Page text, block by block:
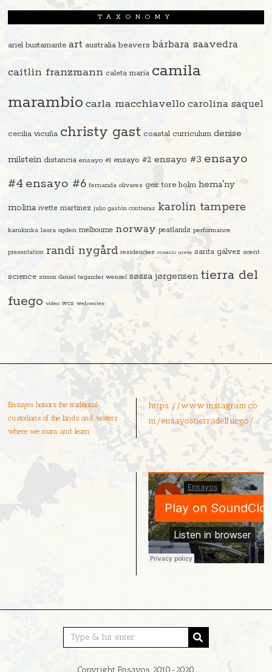
TAXONOMY
ariel bustamante art australia beavers bárbara saavedra
caitlin franzmann caleta maría camila
marambio carla macchiavello carolina saquel
cecilia vicuña christy gast coastal curriculum denise
milstein distancia ensayo #1 ensayo #2 ensayo #3 ensayo
#4 ensayo #6 fernanda olivares geir tore holm hema'ny
molina ivette martinez julio gastón contreras karolin tampere
karukinka laura ogden melbourne norway peatlands performance
presentation randi nygård residencies rosario ureta sarita gálvez scent
science simon daniel tegander wenzel søssa jørgensen tierra del
fuego video wcs webseries
Ensayos honors the traditional
custodians of the lands and waters
where we roam and learn.
https://www.instagram.co
m/ensayostierradelfuego/